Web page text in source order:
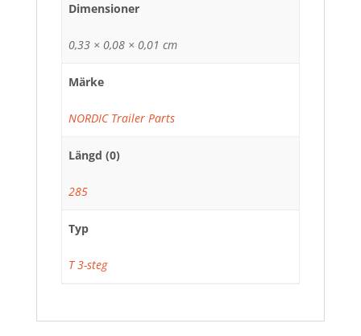
Dimensioner
0,33 × 0,08 × 0,01 cm
Märke
NORDIC Trailer Parts
Längd (0)
285
Typ
T 3-steg